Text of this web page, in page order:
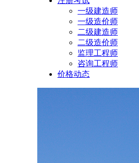
一级建造师
一级造价师
二级建造师
二级造价师
监理工程师
咨询工程师
价格动态